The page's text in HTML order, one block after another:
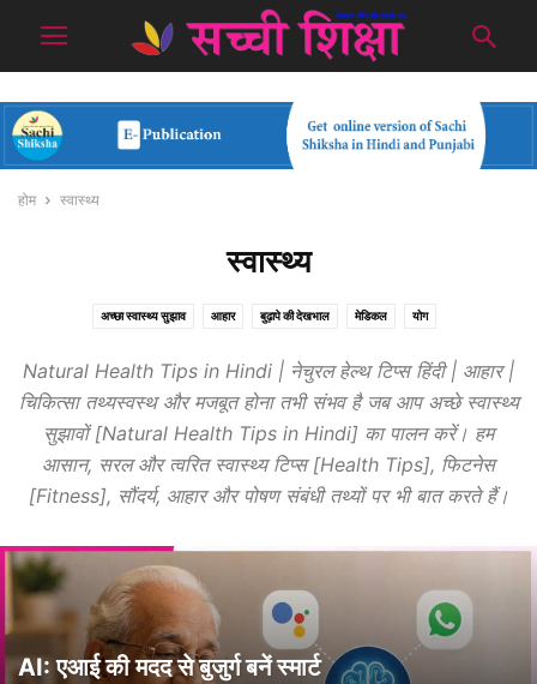
होम स्वास्थ्य
स्वास्थ्य
अच्छा स्वास्थ्य सुझाव आहार बुढ़ापे की देखभाल मेडिकल योग
Natural Health Tips in Hindi | नेचुरल हेल्थ टिप्स हिंदी | आहार |
चिकित्सा तथ्यस्वस्थ और मजबूत होना तभी संभव है जब आप अच्छे स्वास्थ्य
सुझावों [Natural Health Tips in Hindi] का पालन करें। हम
आसान, सरल और त्वरित स्वास्थ्य टिप्स [Health Tips], फिटनेस
[Fitness], सौंदर्य, आहार और पोषण संबंधी तथ्यों पर भी बात करते हैं।
AI: एआई की मदद से बुजुर्ग बनें स्मार्ट